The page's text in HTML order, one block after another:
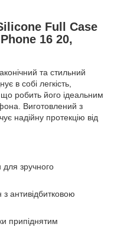
Full Case
16 20,
та стильний
в собі легкість,
робить його ідеальним
Виготовлений з
надійну протекцію від
для зручного
антивідбитковою
припіднятим